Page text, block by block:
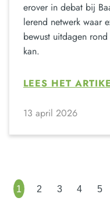
erover in debat bij
lerend netwerk waar
bewust uitdagen
kan.
LEES HET
13 april 2026
1 2 3 4 5